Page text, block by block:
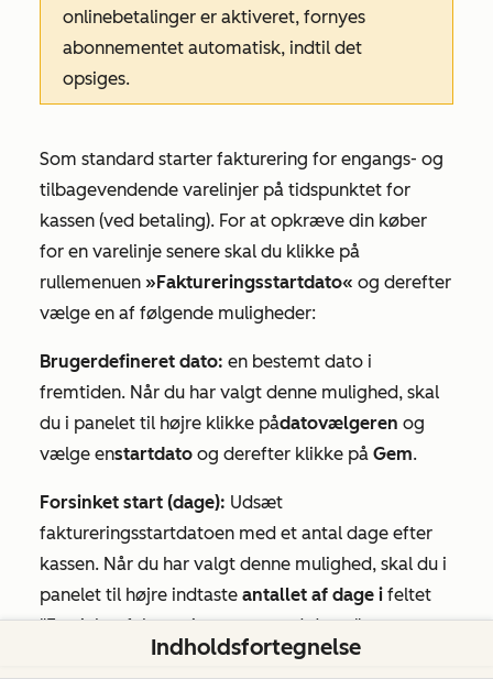
onlinebetalinger er aktiveret, fornyes
abonnementet automatisk, indtil det
opsiges.
Som standard starter fakturering for engangs- og
tilbagevendende varelinjer på tidspunktet for
kassen (ved betaling). For at opkræve din køber
for en varelinje senere skal du klikke på
rullemenuen »Faktureringsstartdato« og derefter
vælge en af følgende muligheder:
Brugerdefineret dato: en bestemt dato i
fremtiden. Når du har valgt denne mulighed, skal
du i panelet til højre klikke pådatovælgeren og
vælge enstartdato og derefter klikke på Gem.
Forsinket start (dage): Udsæt
faktureringsstartdatoen med et antal dage efter
kassen. Når du har valgt denne mulighed, skal du i
panelet til højre indtaste antallet af dage i feltet
"Forsinket faktureringsstart med dage" og
derefter klikke på "Gem".
Indholdsfortegnelse